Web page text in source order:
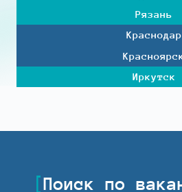
Рязань
Краснодар
Иркутск
Поиск по